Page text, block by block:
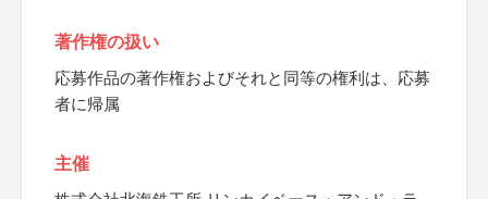
著作権の扱い
応募作品の著作権およびそれと同等の権利は、応募
者に帰属
主催